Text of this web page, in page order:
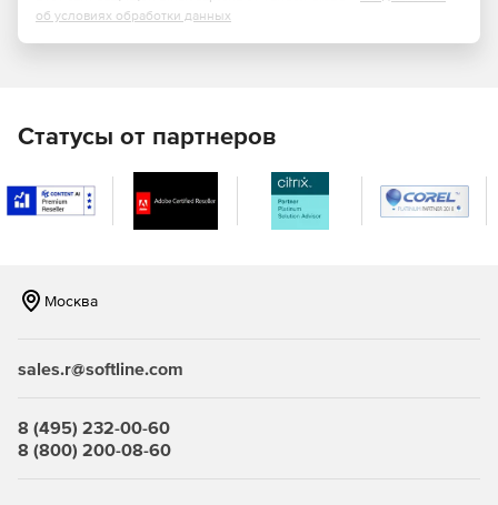
поздравительные открытки и этикетки, так и более
об условиях обработки данных
Статусы от партнеров
Москва
sales.r@softline.com
8 (495) 232-00-60
8 (800) 200-08-60